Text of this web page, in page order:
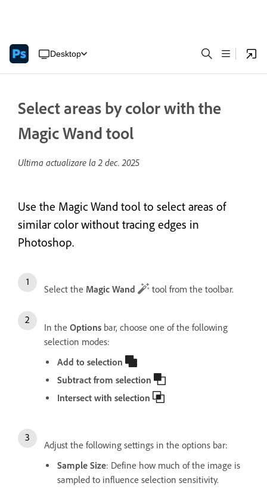
Desktop
Select areas by color with the
Magic Wand tool
Ultima actualizare la2 dec. 2025
Use the Magic Wand tool to select areas of
similar color without tracing edges in
Photoshop.
Select the Magic Wand tool from the toolbar.
In the Options bar, choose one of the following
selection modes:
Add to selection
Subtract from selection
Intersect with selection
Adjust the following settings in the options bar:
Sample Size: Define how much of the image is
sampled to influence selection sensitivity.